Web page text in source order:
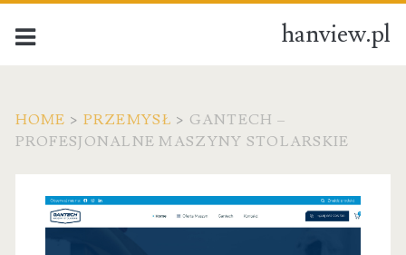
hanview.pl
HOME > PRZEMYSŁ > GANTECH –
PROFESJONALNE MASZYNY STOLARSKIE